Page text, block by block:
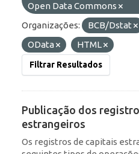
Open Data Commons
Organizações:
BCB/Dstat
OData
HTML
Filtrar Resultados
Publicação dos
estrangeiros
Os registros de capitais